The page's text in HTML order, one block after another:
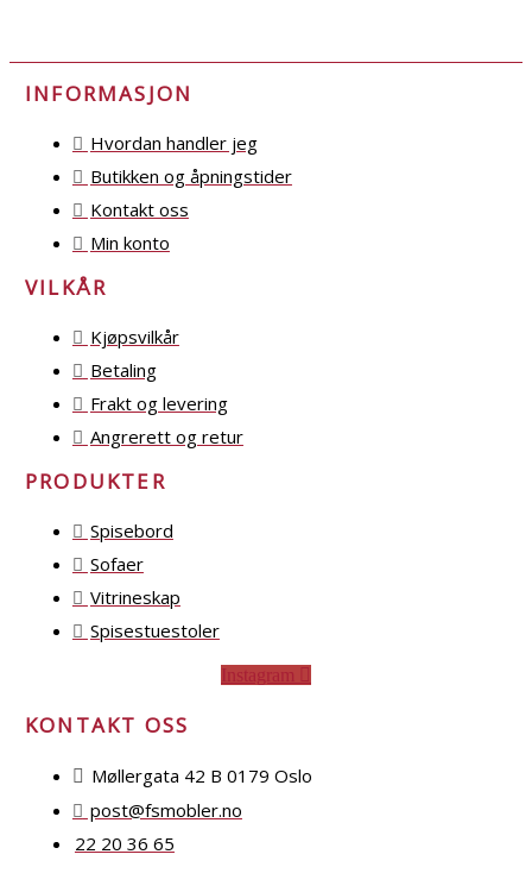
INFORMASJON
Hvordan handler jeg
Butikken og åpningstider
Kontakt oss
Min konto
VILKÅR
Kjøpsvilkår
Betaling
Frakt og levering
Angrerett og retur
PRODUKTER
Spisebord
Sofaer
Vitrineskap
Spisestuestoler
Instagram
KONTAKT OSS
Møllergata 42 B 0179 Oslo
post@fsmobler.no
22 20 36 65